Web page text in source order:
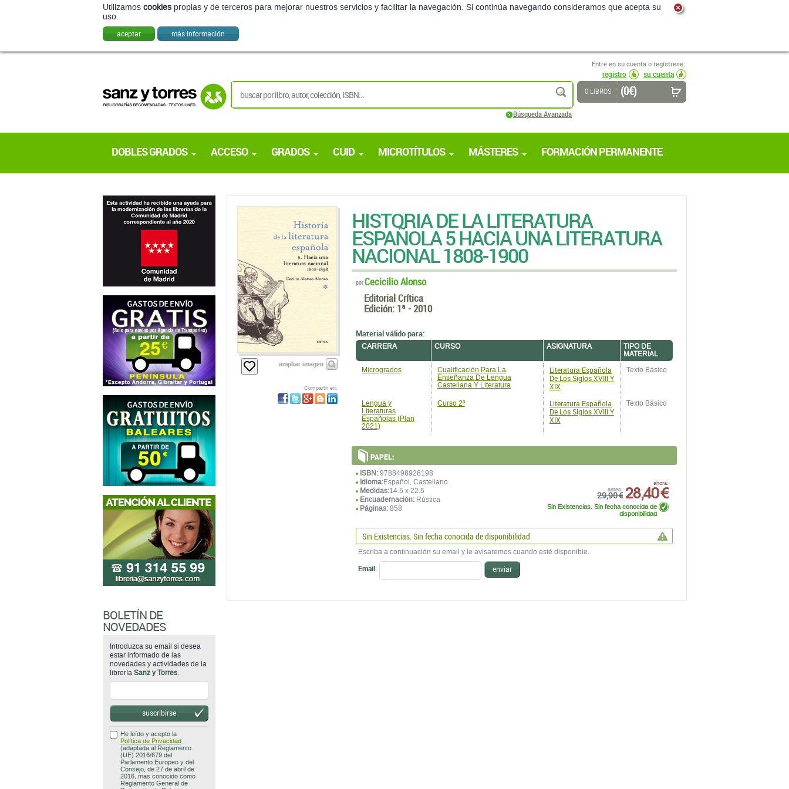
Utilizamos cookies propias y de terceros para mejorar nuestros servicios y facilitar la navegación. Si continúa navegando consideramos que acepta su
uso.
aceptar más información
Entre en su cuenta o regístrese.
registro
su cuenta
buscar
Búsqueda Avanzada
0 LIBROS (0 €)
DOBLES GRADOS ACCESO GRADOS CUID MICROTÍTULOS MÁSTERES FORMACIÓN PERMANENTE
HISTORIA DE LA LITERATURA
ESPAÑOLA 5 HACIA UNA LITERATURA
NACIONAL 1808-1900
ampliar imagen
Compartir en:
porCecicilio Alonso
Editorial Crítica
Edición: 1ª - 2010
Material válido para:
CARRERA CURSO ASIGNATURA
TIPO DE
MATERIAL
Microgrados
Cualificación Para La
Enseñanza De Lengua
Castellana Y Literatura
Literatura Española
De Los Siglos XVIII Y
XIX
Texto Básico
Lengua y
Literaturas
Españolas (Plan
2021)
Curso 2º
Literatura Española
De Los Siglos XVIII Y
XIX
Texto Básico
PAPEL:
ISBN:9788498928198
Idioma:Español, Castellano
Medidas:14.5 x 22.5
Encuadernación:Rústica
Páginas:858
antes:
29,90 €
ahora:
28,40 €
Sin Existencias. Sin fecha conocida de
disponibilidad
Sin Existencias. Sin fecha conocida de disponibilidad
Escriba a continuación su email y le avisaremos cuando esté disponible.
Email: enviar
BOLETÍN DE
NOVEDADES
Introduzca su email si desea
estar informado de las
novedades y actividades de la
librería Sanz y Torres.
suscribirse
He leído y acepto la
Política de Privacidad
(adaptada al Reglamento
(UE) 2016/679 del
Parlamento Europeo y del
Consejo, de 27 de abril de
2016, mas conocido como
Reglamento General de